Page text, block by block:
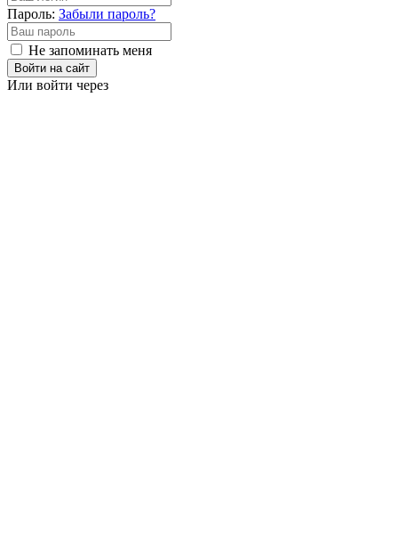
Пароль: Забыли пароль?
Не запоминать меня
Войти на сайт
Или войти через